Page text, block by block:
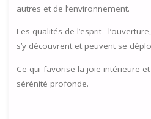
autres et de l’environnement.
Les qualités de l’esprit
s’y découvrent et peuvent se
Ce qui favorise la joie intérieure et
sérénité profonde.